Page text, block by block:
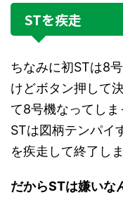
STを疾走
ちなみに初STは8
けどボタン押して
て8号機なってし
STは図柄テンパイ
を疾走して終了しま
だからSTは嫌いな